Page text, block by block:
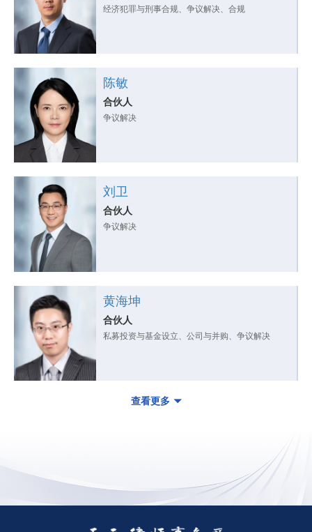
经济犯罪与刑事合规、争议解决、合规
陈敏
合伙人
争议解决
刘卫
合伙人
争议解决
黄海坤
合伙人
私募投资与基金设立、公司与并购、争议解决
查看更多